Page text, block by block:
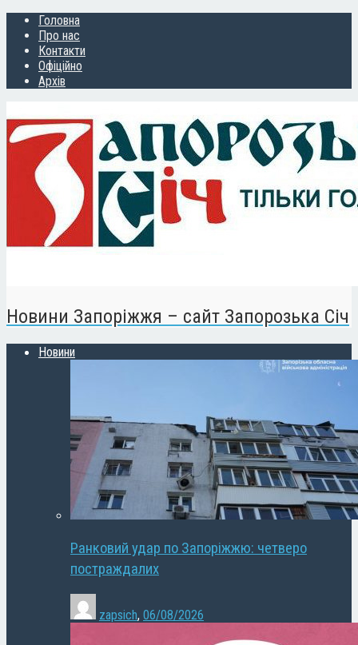
Головна
Про нас
Контакти
Офіційно
Архів
Новини Запоріжжя – сайт Запорозька Січ
Новини
Ранковий удар по Запоріжжю: четверо
постраждалих
zapsich, 06/08/2026